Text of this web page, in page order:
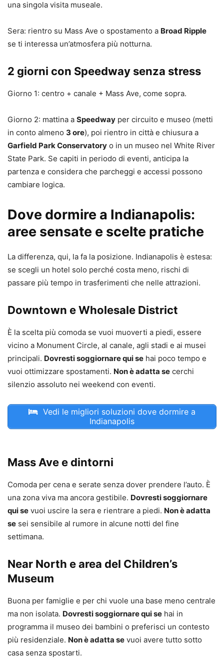
una singola visita museale.
Sera: rientro su Mass Ave o spostamento a Broad Ripple
se ti interessa un’atmosfera più notturna.
2 giorni con Speedway senza stress
Giorno 1: centro + canale + Mass Ave, come sopra.
Giorno 2: mattina a Speedway per circuito e museo (metti
in conto almeno 3 ore), poi rientro in città e chiusura a
Garfield Park Conservatory o in un museo nel White River
State Park. Se capiti in periodo di eventi, anticipa la
partenza e considera che parcheggi e accessi possono
cambiare logica.
Dove dormire a Indianapolis:
aree sensate e scelte pratiche
La differenza, qui, la fa la posizione. Indianapolis è estesa:
se scegli un hotel solo perché costa meno, rischi di
passare più tempo in trasferimenti che nelle attrazioni.
Downtown e Wholesale District
È la scelta più comoda se vuoi muoverti a piedi, essere
vicino a Monument Circle, al canale, agli stadi e ai musei
principali. Dovresti soggiornare qui se hai poco tempo e
vuoi ottimizzare spostamenti. Non è adatta se cerchi
silenzio assoluto nei weekend con eventi.
Vedi le migliori soluzioni dove dormire a
Indianapolis
Mass Ave e dintorni
Comoda per cena e serate senza dover prendere l’auto. È
una zona viva ma ancora gestibile. Dovresti soggiornare
qui se vuoi uscire la sera e rientrare a piedi. Non è adatta
se sei sensibile al rumore in alcune notti del fine
settimana.
Near North e area del Children’s
Museum
Buona per famiglie e per chi vuole una base meno centrale
ma non isolata. Dovresti soggiornare qui se hai in
programma il museo dei bambini o preferisci un contesto
più residenziale. Non è adatta se vuoi avere tutto sotto
casa senza spostarti.